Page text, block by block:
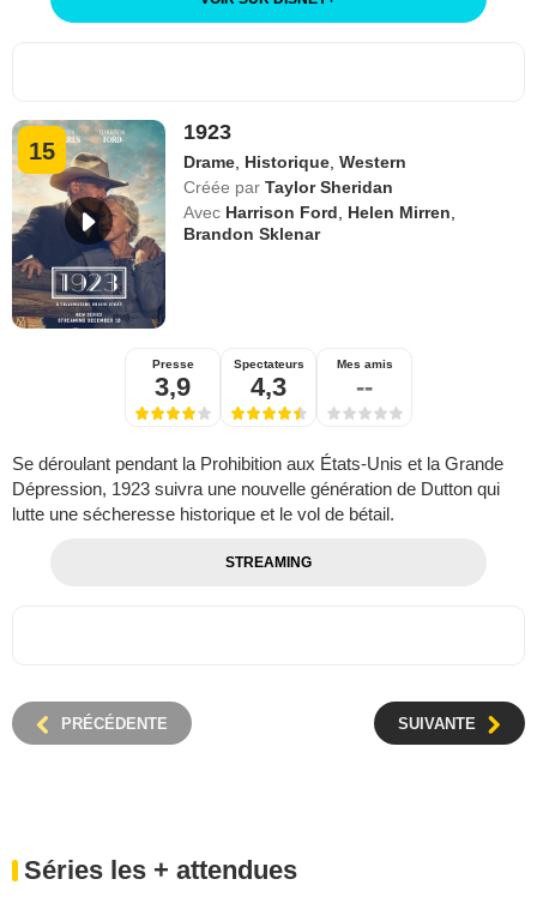
15
1923
Drame, Historique,Western
Créée par Taylor Sheridan
Avec Harrison Ford, Helen Mirren,
Brandon Sklenar
Presse
3,9
Spectateurs
4,3
Mes amis
--
Se déroulant pendant la Prohibition aux États-Unis et la Grande
Dépression, 1923 suivra une nouvelle génération de Dutton qui
lutte une sécheresse historique et le vol de bétail.
STREAMING
PRÉCÉDENTE SUIVANTE
Séries les + attendues